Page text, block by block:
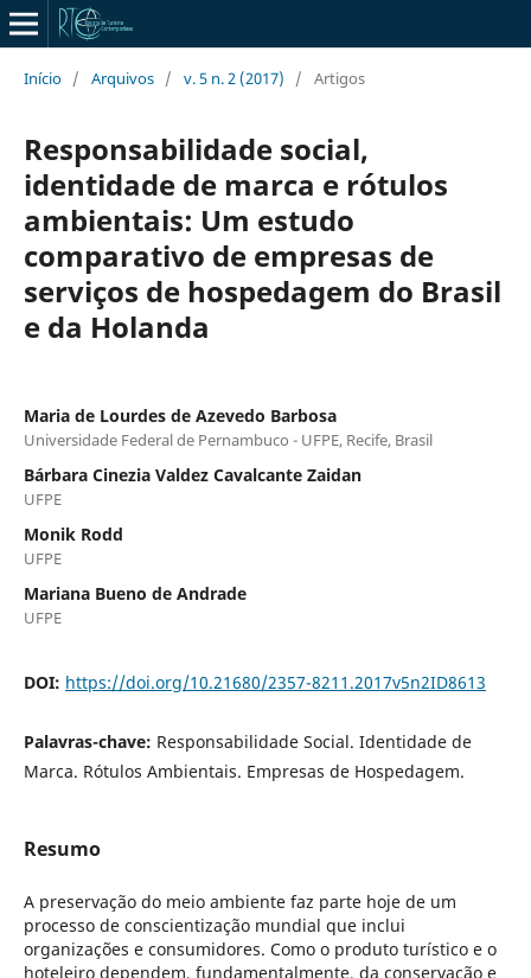
Início / Arquivos / v. 5 n. 2 (2017) / Artigos
Responsabilidade social,
identidade de marca e rótulos
ambientais: Um estudo
comparativo de empresas de
serviços de hospedagem do Brasil
e da Holanda
Maria de Lourdes de Azevedo Barbosa
Universidade Federal de Pernambuco - UFPE, Recife, Brasil
Bárbara Cinezia Valdez Cavalcante Zaidan
UFPE
Monik Rodd
UFPE
Mariana Bueno de Andrade
UFPE
DOI: https://doi.org/10.21680/2357-8211.2017v5n2ID8613
Palavras-chave: Responsabilidade Social. Identidade de
Marca. Rótulos Ambientais. Empresas de Hospedagem.
Resumo
A preservação do meio ambiente faz parte hoje de um
processo de conscientização mundial que inclui
organizações e consumidores. Como o produto turístico e o
hoteleiro dependem, fundamentalmente, da conservação e